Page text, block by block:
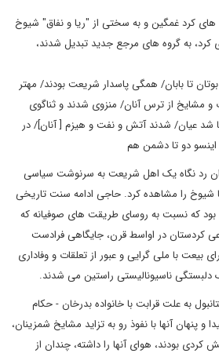
کرد غمگین و به سختی از "ریا و نفاق" شیوخ
کرد، به گروه های مرجع جدید تبدیل شدند،
تا بابان/ همگی پاسدار شریعت بودند/ مهتر
مشایخ از ترس آنان/ منزوی شدند و ثناگوی
شد عیان/ شدند آتش و نفت و هیزم [ آنان]/ در
دو تا دشمن هم
رد نگاه یک اهل شریعت به سرنوشت سیاسی
شیوخ را مشاهده کرد. حاجی ادامه سنت تاریخی
که نسبت به روسای طریقت های صوفیانه که
کردستان در اواسط قرن، جایگاهی فرادست
بیعت با ملی گرایی و عبور از تعلقات و وفاداری
ناسیونالیستی راستین می شدند.
به علت قرابت با خانواده بدرخان - حکام
و پنهان آنها با نفوذ رو به تزاید مشایخ شمزینان،
بودند، هوای آنها را داشته، چندان از